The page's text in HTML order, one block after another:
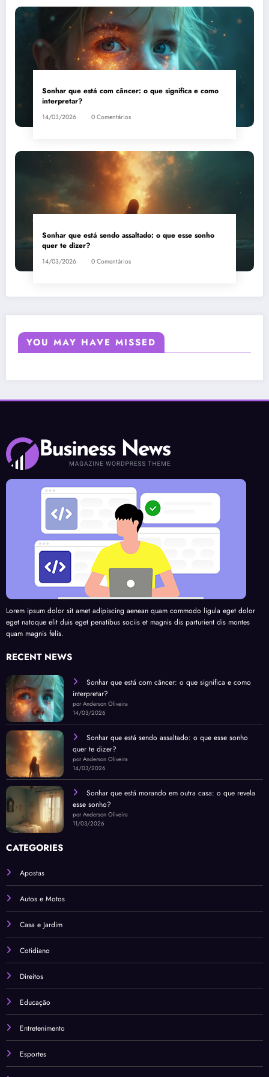
Sonhar que está com câncer: o que significa e como
interpretar?
14/03/2026 0 Comentários
Sonhar que está sendo assaltado: o que esse sonho
quer te dizer?
14/03/2026 0 Comentários
YOU MAY HAVE MISSED
Lorem ipsum dolor sit amet adipiscing aenean quam commodo ligula eget dolor
eget natoque elit duis eget penatibus sociis et magnis dis parturient dis montes
quam magnis felis.
RECENT NEWS
Sonhar que está com câncer: o que significa e como
interpretar?
por Anderson Oliveira
14/03/2026
Sonhar que está sendo assaltado: o que esse sonho
quer te dizer?
por Anderson Oliveira
14/03/2026
Sonhar que está morando em outra casa: o que revela
esse sonho?
por Anderson Oliveira
11/03/2026
CATEGORIES
Apostas
Autos e Motos
Casa e Jardim
Cotidiano
Direitos
Educação
Entretenimento
Esportes